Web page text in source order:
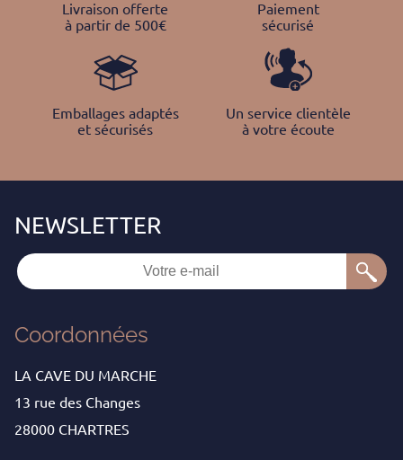
Livraison offerte
à partir de 500€
Paiement
sécurisé
Emballages adaptés
et sécurisés
Un service clientèle
à votre écoute
Coordonnées
LA CAVE DU MARCHE
13 rue des Changes
28000 CHARTRES